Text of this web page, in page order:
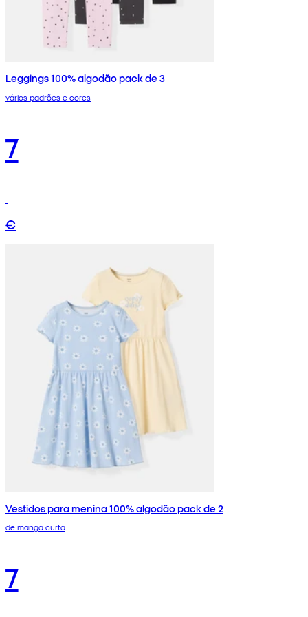
Leggings 100% algodão pack de 3
vários padrões e cores
7
€
Vestidos para menina 100% algodão pack de 2
de manga curta
7